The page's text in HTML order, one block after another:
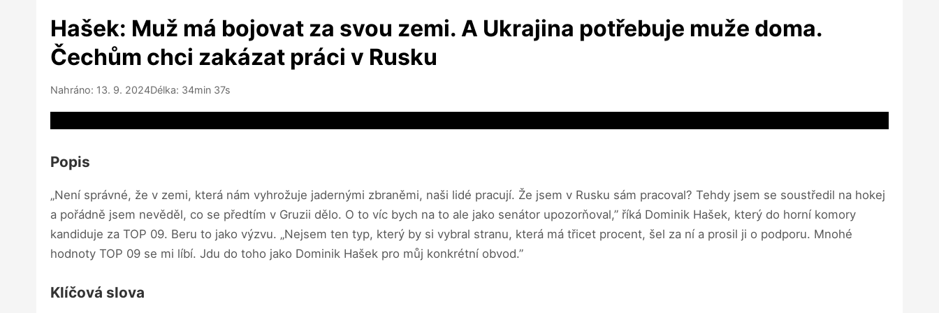
Hašek: Muž má bojovat za svou zemi. A Ukrajina potřebuje muže doma.
Čechům chci zakázat práci v Rusku
Nahráno: 13. 9. 2024Délka: 34min 37s
Popis
„Není správné, že v zemi, která nám vyhrožuje jadernými zbraněmi, naši lidé pracují. Že jsem v Rusku sám pracoval? Tehdy jsem se soustředil na hokej
a pořádně jsem nevěděl, co se předtím v Gruzii dělo. O to víc bych na to ale jako senátor upozorňoval,” říká Dominik Hašek, který do horní komory
kandiduje za TOP 09. Beru to jako výzvu. „Nejsem ten typ, který by si vybral stranu, která má třicet procent, šel za ní a prosil ji o podporu. Mnohé
hodnoty TOP 09 se mi líbí. Jdu do toho jako Dominik Hašek pro můj konkrétní obvod.”
Klíčová slova